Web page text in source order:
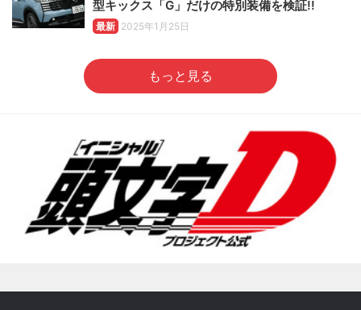
型キックス「G」だけの特別装備を検証!!
最新 2025年1月25日
もっと見る